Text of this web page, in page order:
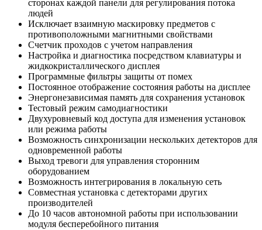
сторонах каждой панели для регулирования потока
людей
Исключает взаимную маскировку предметов с
противоположными магнитными свойствами
Счетчик проходов с учетом направления
Настройка и диагностика посредством клавиатуры и
жидкокристаллического дисплея
Программные фильтры защиты от помех
Постоянное отображение состояния работы на дисплее
Энергонезависимая память для сохранения установок
Тестовый режим самодиагностики
Двухуровневый код доступа для изменения установок
или режима работы
Возможность синхронизации нескольких детекторов для
одновременной работы
Выход тревоги для управления сторонним
оборудованием
Возможность интегрирования в локальную сеть
Совместная установка с детекторами других
производителей
До 10 часов автономной работы при использовании
модуля бесперебойного питания